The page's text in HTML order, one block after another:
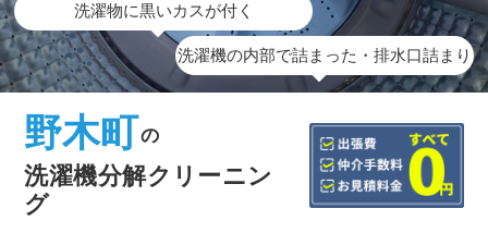
洗濯物に黒いカスが付く
洗濯機の内部で詰まった・排水口詰まり
野木町の
洗濯機分解クリーニン
グ